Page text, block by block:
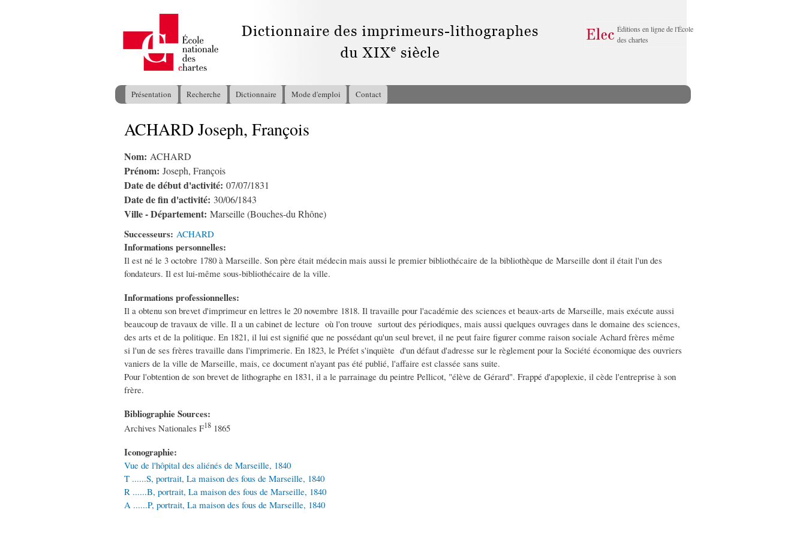
principal
Éditions en ligne de l'École
des chartes
Menu principal
Présentation Recherche Dictionnaire Mode d'emploi Contact
Vous êtes ici
ACHARD Joseph, François
Nom: ACHARD
Prénom: Joseph, François
Date de début d'activité: 07/07/1831
Date de fin d'activité: 30/06/1843
Ville - Département: Marseille (Bouches-du Rhône)
Successeurs: ACHARD
Informations personnelles:
Il est né le 3 octobre 1780 à Marseille. Son père était médecin mais aussi le premier bibliothécaire de la bibliothèque de Marseille dont il était l'un des
fondateurs. Il est lui-même sous-bibliothécaire de la ville.
Informations professionnelles:
Il a obtenu son brevet d'imprimeur en lettres le 20 novembre 1818. Il travaille pour l'académie des sciences et beaux-arts de Marseille, mais exécute aussi
beaucoup de travaux de ville. Il a un cabinet de lecture où l'on trouve surtout des périodiques, mais aussi quelques ouvrages dans le domaine des sciences,
des arts et de la politique. En 1821, il lui est signifié que ne possédant qu'un seul brevet, il ne peut faire figurer comme raison sociale Achard frères même
si l'un de ses frères travaille dans l'imprimerie. En 1823, le Préfet s'inquiète d'un défaut d'adresse sur le règlement pour la Société économique des ouvriers
vaniers de la ville de Marseille, mais, ce document n'ayant pas été publié, l'affaire est classée sans suite.
Pour l'obtention de son brevet de lithographe en 1831, il a le parrainage du peintre Pellicot, "élève de Gérard". Frappé d'apoplexie, il cède l'entreprise à son
frère.
Bibliographie Sources:
Archives Nationales F18 1865
Iconographie:
Vue de l'hôpital des aliénés de Marseille, 1840
T ......S, portrait, La maison des fous de Marseille, 1840
R ......B, portrait, La maison des fous de Marseille, 1840
A ......P, portrait, La maison des fous de Marseille, 1840